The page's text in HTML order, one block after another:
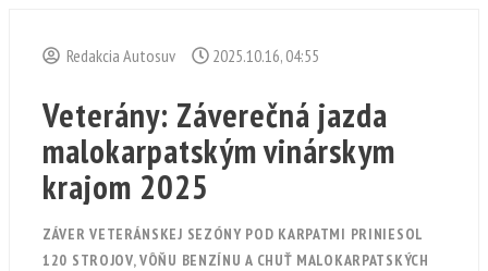
Redakcia Autosuv 2025.10.16, 04:55
Veterány: Záverečná jazda
malokarpatským vinárskym
krajom 2025
ZÁVER VETERÁNSKEJ SEZÓNY POD KARPATMI PRINIESOL
120 STROJOV, VÔŇU BENZÍNU A CHUŤ MALOKARPATSKÝCH